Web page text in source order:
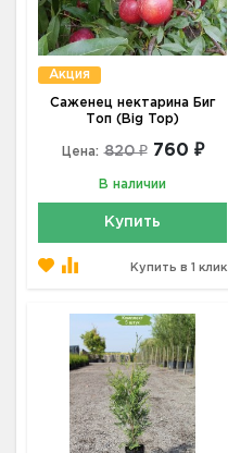
Акция
Саженец нектарина Биг
Топ (Big Top)
Цена: 820 ₽ 760 ₽
В наличии
Купить
Купить в 1 клик